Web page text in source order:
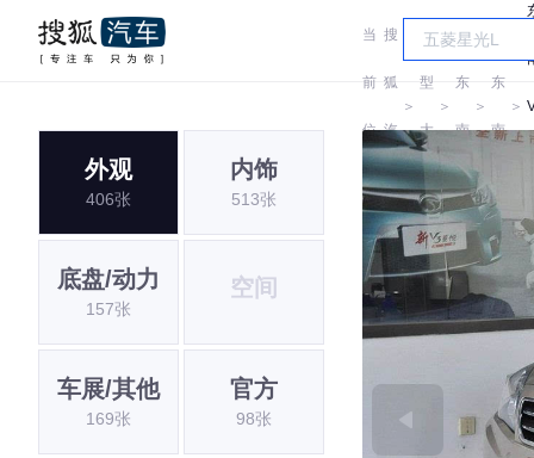
当
前
位
置:
搜
狐
汽
车
＞
车
型
大
＞
东
南
＞
东
南
＞
外观
406张
内饰
513张
底盘/动力
157张
空间
车展/其他
169张
官方
98张